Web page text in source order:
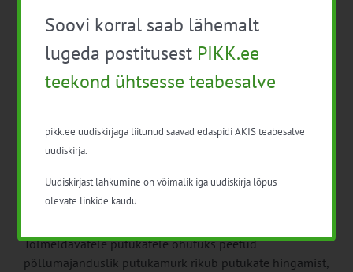
Rapsi pestitsiidid hävitavad tolmeldajaid
9. juuli 2012 | Kategooriad:
Tolmeldavatele putukatele ohutuks peetud
põllumajanduslik putukamürk rikub putukate hingamist,
Soovi korral saab lähemalt
lugeda postitusest PIKK.ee
teekond ühtsesse teabesalve
pikk.ee uudiskirjaga liitunud saavad edaspidi AKIS teabesalve
uudiskirja.
Uudiskirjast lahkumine on võimalik iga uudiskirja lõpus
olevate linkide kaudu.